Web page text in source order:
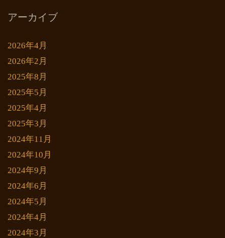
アーカイブ
2026年4月
2026年2月
2025年8月
2025年5月
2025年4月
2025年3月
2024年11月
2024年10月
2024年9月
2024年6月
2024年5月
2024年4月
2024年3月